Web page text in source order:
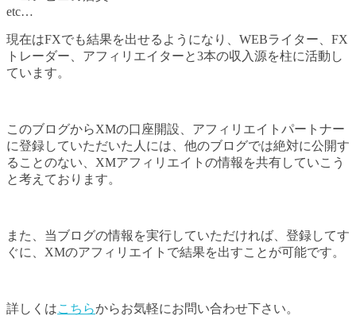
etc…
現在はFXでも結果を出せるようになり、WEBライター、FX
トレーダー、アフィリエイターと3本の収入源を柱に活動し
ています。
このブログからXMの口座開設、アフィリエイトパートナー
に登録していただいた人には、他のブログでは絶対に公開す
ることのない、XMアフィリエイトの情報を共有していこう
と考えております。
また、当ブログの情報を実行していただければ、登録してす
ぐに、XMのアフィリエイトで結果を出すことが可能です。
詳しくはこちらからお気軽にお問い合わせ下さい。